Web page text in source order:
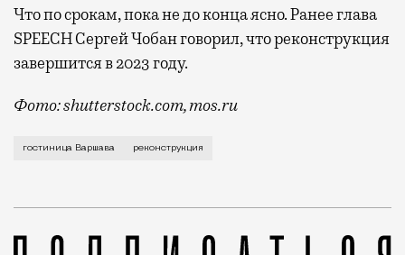
Что по срокам, пока не до конца ясно. Ранее глава
SPEECH Сергей Чобан говорил, что реконструкция
завершится в 2023 году.
Фото: shutterstock.com, mos.ru
Начинают появляться подробности по
гостиница Варшава реконструкция